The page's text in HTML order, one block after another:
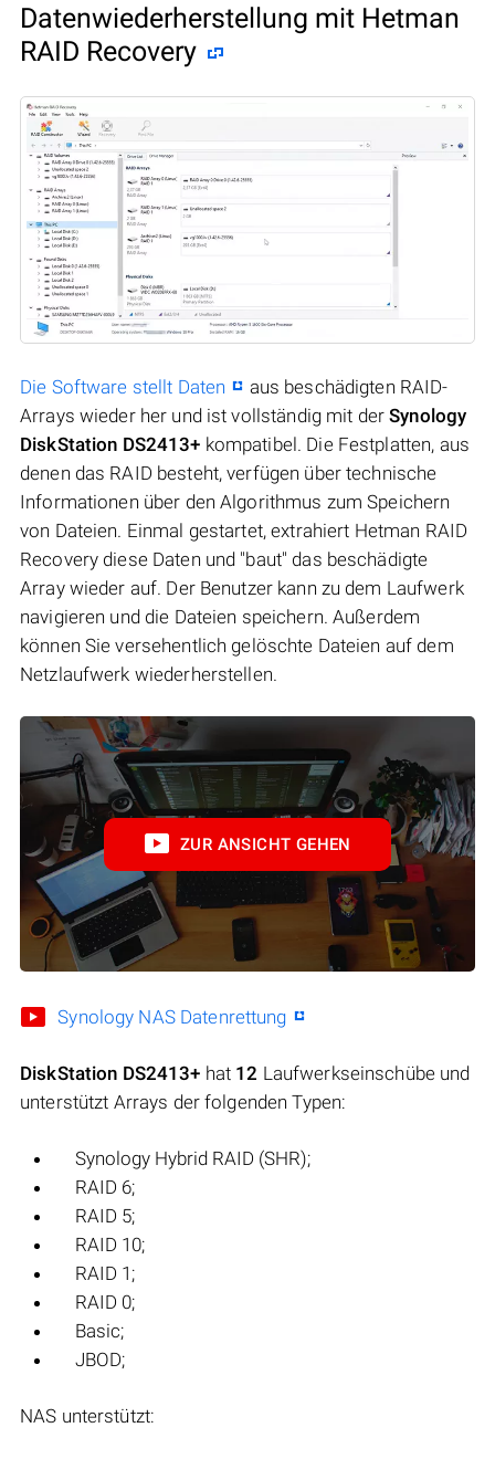
Datenwiederherstellung mit Hetman
RAID Recovery
Die Software stellt Daten
aus beschädigten RAID-
Arrays wieder her und ist vollständig mit derSynology
DiskStation DS2413+ kompatibel. Die Festplatten, aus
denen das RAID besteht, verfügen über technische
Informationen über den Algorithmus zum Speichern
von Dateien. Einmal gestartet, extrahiert Hetman RAID
Recovery diese Daten und "baut" das beschädigte
Array wieder auf. Der Benutzer kann zu dem Laufwerk
navigieren und die Dateien speichern. Außerdem
können Sie versehentlich gelöschte Dateien auf dem
Netzlaufwerk wiederherstellen.
ZUR ANSICHT GEHEN
Synology NAS Datenrettung
DiskStation DS2413+ hat 12 Laufwerkseinschübe und
unterstützt Arrays der folgenden Typen:
Synology Hybrid RAID (SHR);
RAID 6;
RAID 5;
RAID 10;
RAID 1;
RAID 0;
Basic;
JBOD;
NAS unterstützt: